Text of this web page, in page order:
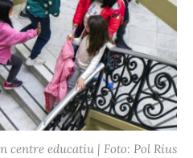
centre educatiu | Foto: Pol Rius